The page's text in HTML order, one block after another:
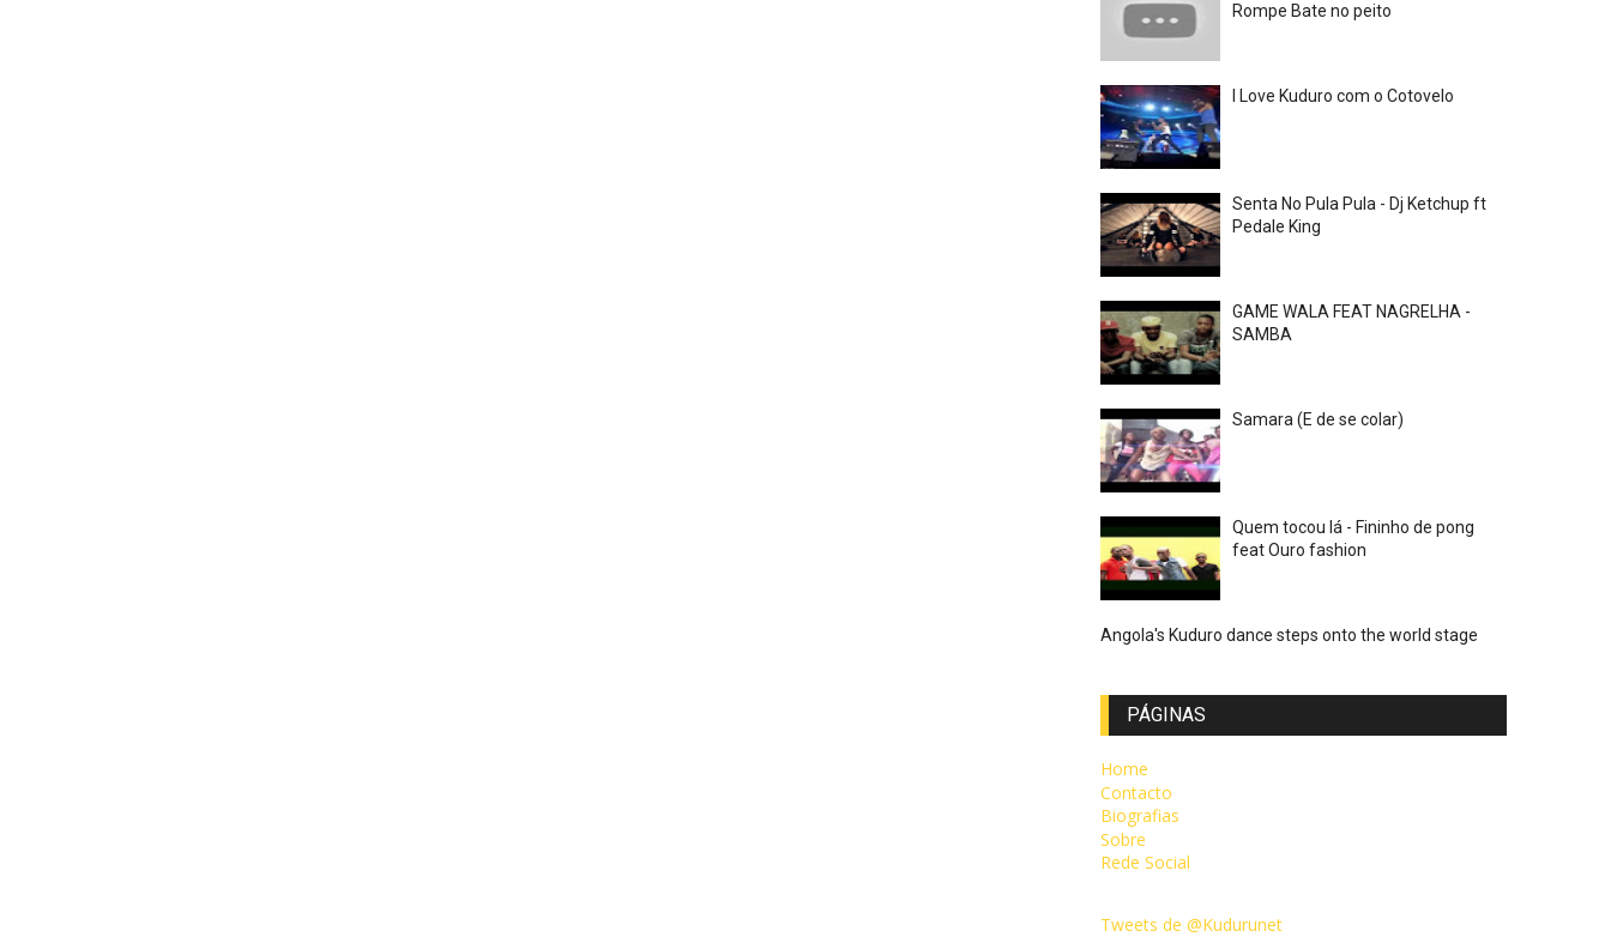
Rompe Bate no peito
I Love Kuduro com o Cotovelo
Senta No Pula Pula - Dj Ketchup ft
Pedale King
GAME WALA FEAT NAGRELHA -
SAMBA
Samara (E de se colar)
Quem tocou lá - Fininho de pong
feat Ouro fashion
Angola's Kuduro dance steps onto the world stage
PÁGINAS
Home
Contacto
Biografias
Sobre
Rede Social
Tweets de @Kudurunet